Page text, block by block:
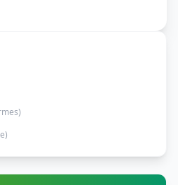
)
)